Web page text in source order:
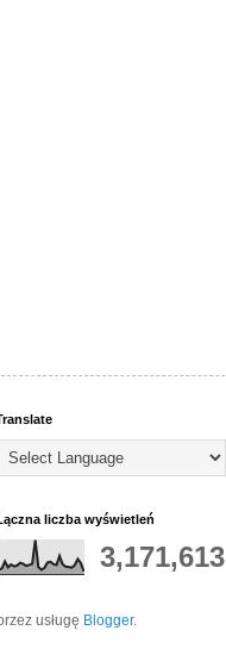
liczba wyświetleń
3,171,613
usługę Blogger.